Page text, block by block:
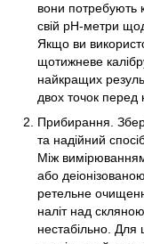
вони потребують
свій рН-метри
Якщо ви
щотижневе
найкращих
двох точок перед
Прибирання.
та надійний
Між
або
ретельне
наліт над
нестабільно. Для